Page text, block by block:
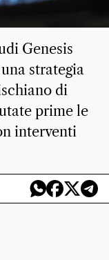
Genesis
strategia
di
prime le
interventi